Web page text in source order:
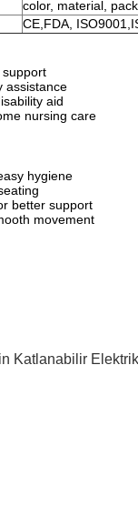
color, material,
CE,FDA,
support
assistance
aid
nursing care
hygiene
better support
movement
Katlanabilir